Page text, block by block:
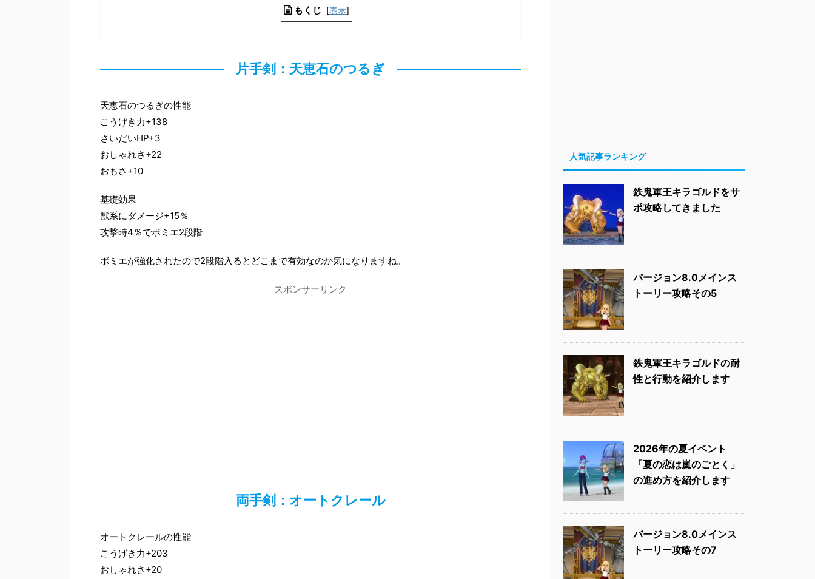
もくじ [表示]
片手剣：天恵石のつるぎ
天恵石のつるぎの性能
こうげき力+138
さいだいHP+3
おしゃれさ+22
おもさ+10
基礎効果
獣系にダメージ+15％
攻撃時4％でボミエ2段階
ボミエが強化されたので2段階入るとどこまで有効なのか気になりますね。
スポンサーリンク
両手剣：オートクレール
オートクレールの性能
こうげき力+203
おしゃれさ+20
人気記事ランキング
鉄鬼軍王キラゴルドをサ
ポ攻略してきました
バージョン8.0メインス
トーリー攻略その5
鉄鬼軍王キラゴルドの耐
性と行動を紹介します
2026年の夏イベント
「夏の恋は嵐のごとく」
の進め方を紹介します
バージョン8.0メインス
トーリー攻略その7